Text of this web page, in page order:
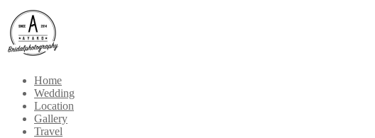
Home
Wedding
Location
Gallery
Travel